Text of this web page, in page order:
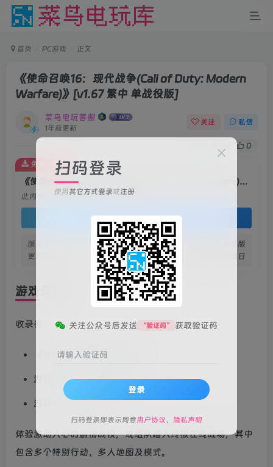
首页 PC游戏 正文
《使命召唤16：现代战争(Call of Duty: Modern
Warfare)》 [v1.67 繁中 单战役版]
菜鸟电玩客服
1年前更新
关注 私信
0
《使命召唤16：现代战争(Call of Duty: Modern Warfare)》[v1.67 繁中 单战役版]
此内容为免费资源，请登录后查看
登录查看
版本信息
v1.67 繁中 单战役版
更新日期
2025年7月28日
免费资源
游戏介绍
收录有：
《使命召唤®：现代战争®》
游戏物品“XRK武器包”
游戏物品“战术匕首”
体验激动人心的剧情战役，或组队踏入终极在线战场，其中
包含多个特别行动、多人地图及模式。
扫码登录
使用其它方式登录或注册
关注公众号后发送 “验证码” 获取验证码
请输入验证码
登录
扫码登录即表示同意用户协议、 隐私声明